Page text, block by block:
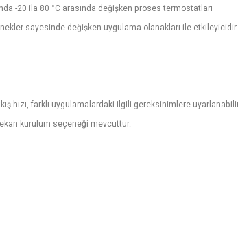
-20 ila 80 °C arasında değişken proses termostatları
sayesinde değişken uygulama olanakları ile etkileyicidir.
hızı, farklı uygulamalardaki ilgili gereksinimlere
kurulum seçeneği mevcuttur.